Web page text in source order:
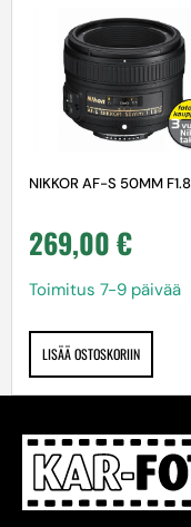
NIKKOR AF-S 50MM
269,00€
Toimitus 7-9 päivää
LISÄÄ OSTOSKORIIN